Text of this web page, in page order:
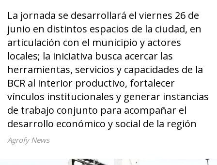
La jornada se desarrollará el viernes 26 de
junio en distintos espacios de la ciudad, en
articulación con el municipio y actores
locales; la iniciativa busca acercar las
herramientas, servicios y capacidades de la
BCR al interior productivo, fortalecer
vínculos institucionales y generar instancias
de trabajo conjunto para acompañar el
desarrollo económico y social de la región
Agrofy News